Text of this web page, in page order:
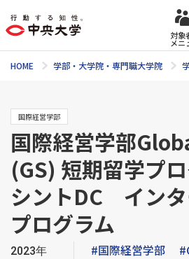
対象
メニ
HOME 学部・大学院・専門職大学院
国際経営学部
国際経営学部
(GS) 短期留学プ
シントDC イン
プログラム
2023年
#国際経営学部